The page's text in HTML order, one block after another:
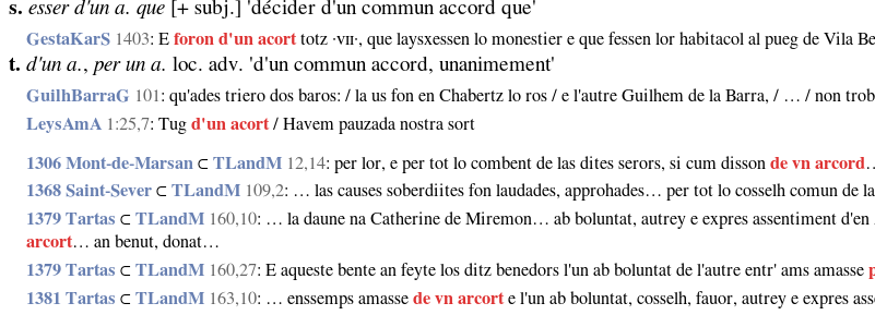
s. esser d'un a. que [+ subj.] 'décider d'un commun accord que'
GestaKarS 1403: Eforon d'un acorttotz ·ᴠɪɪ·, que laysxessen lo monestier e que fessen lor habitacol al pueg de Vila
t. d'un a., per un a. loc. adv. 'd'un commun accord, unanimement'
GuilhBarraG 101 : qu'ades triero dos baros: / la us fon en Chabertz lo ros / e l'autre Guilhem de la Barra, / … / non
LeysAmA 1:25,7: Tugd'un acort/ Havem pauzada nostra sort
1306 Mont‑de‑Marsan ⊂TLandM 12,14: per lor, e per tot lo combent de las dites serors, si cum dissonde vn arcord
1368 Saint‑Sever ⊂TLandM 109,2: … las causes soberdiites fon laudades, approhades… per tot lo cosselh comun de
1379 Tartas ⊂TLandM 160,10: … la daune na Catherine de Miremon… ab boluntat, autrey e expres assentiment
arcort… an benut, donat…
1379 Tartas ⊂TLandM 160,27: E aqueste bente an feyte los ditz benedors l'un ab boluntat de l'autre entr' ams amasse
1381 Tartas ⊂TLandM 163,10: … enssemps amassede vn arcorte l'un ab boluntat, cosselh, fauor, autrey e expres